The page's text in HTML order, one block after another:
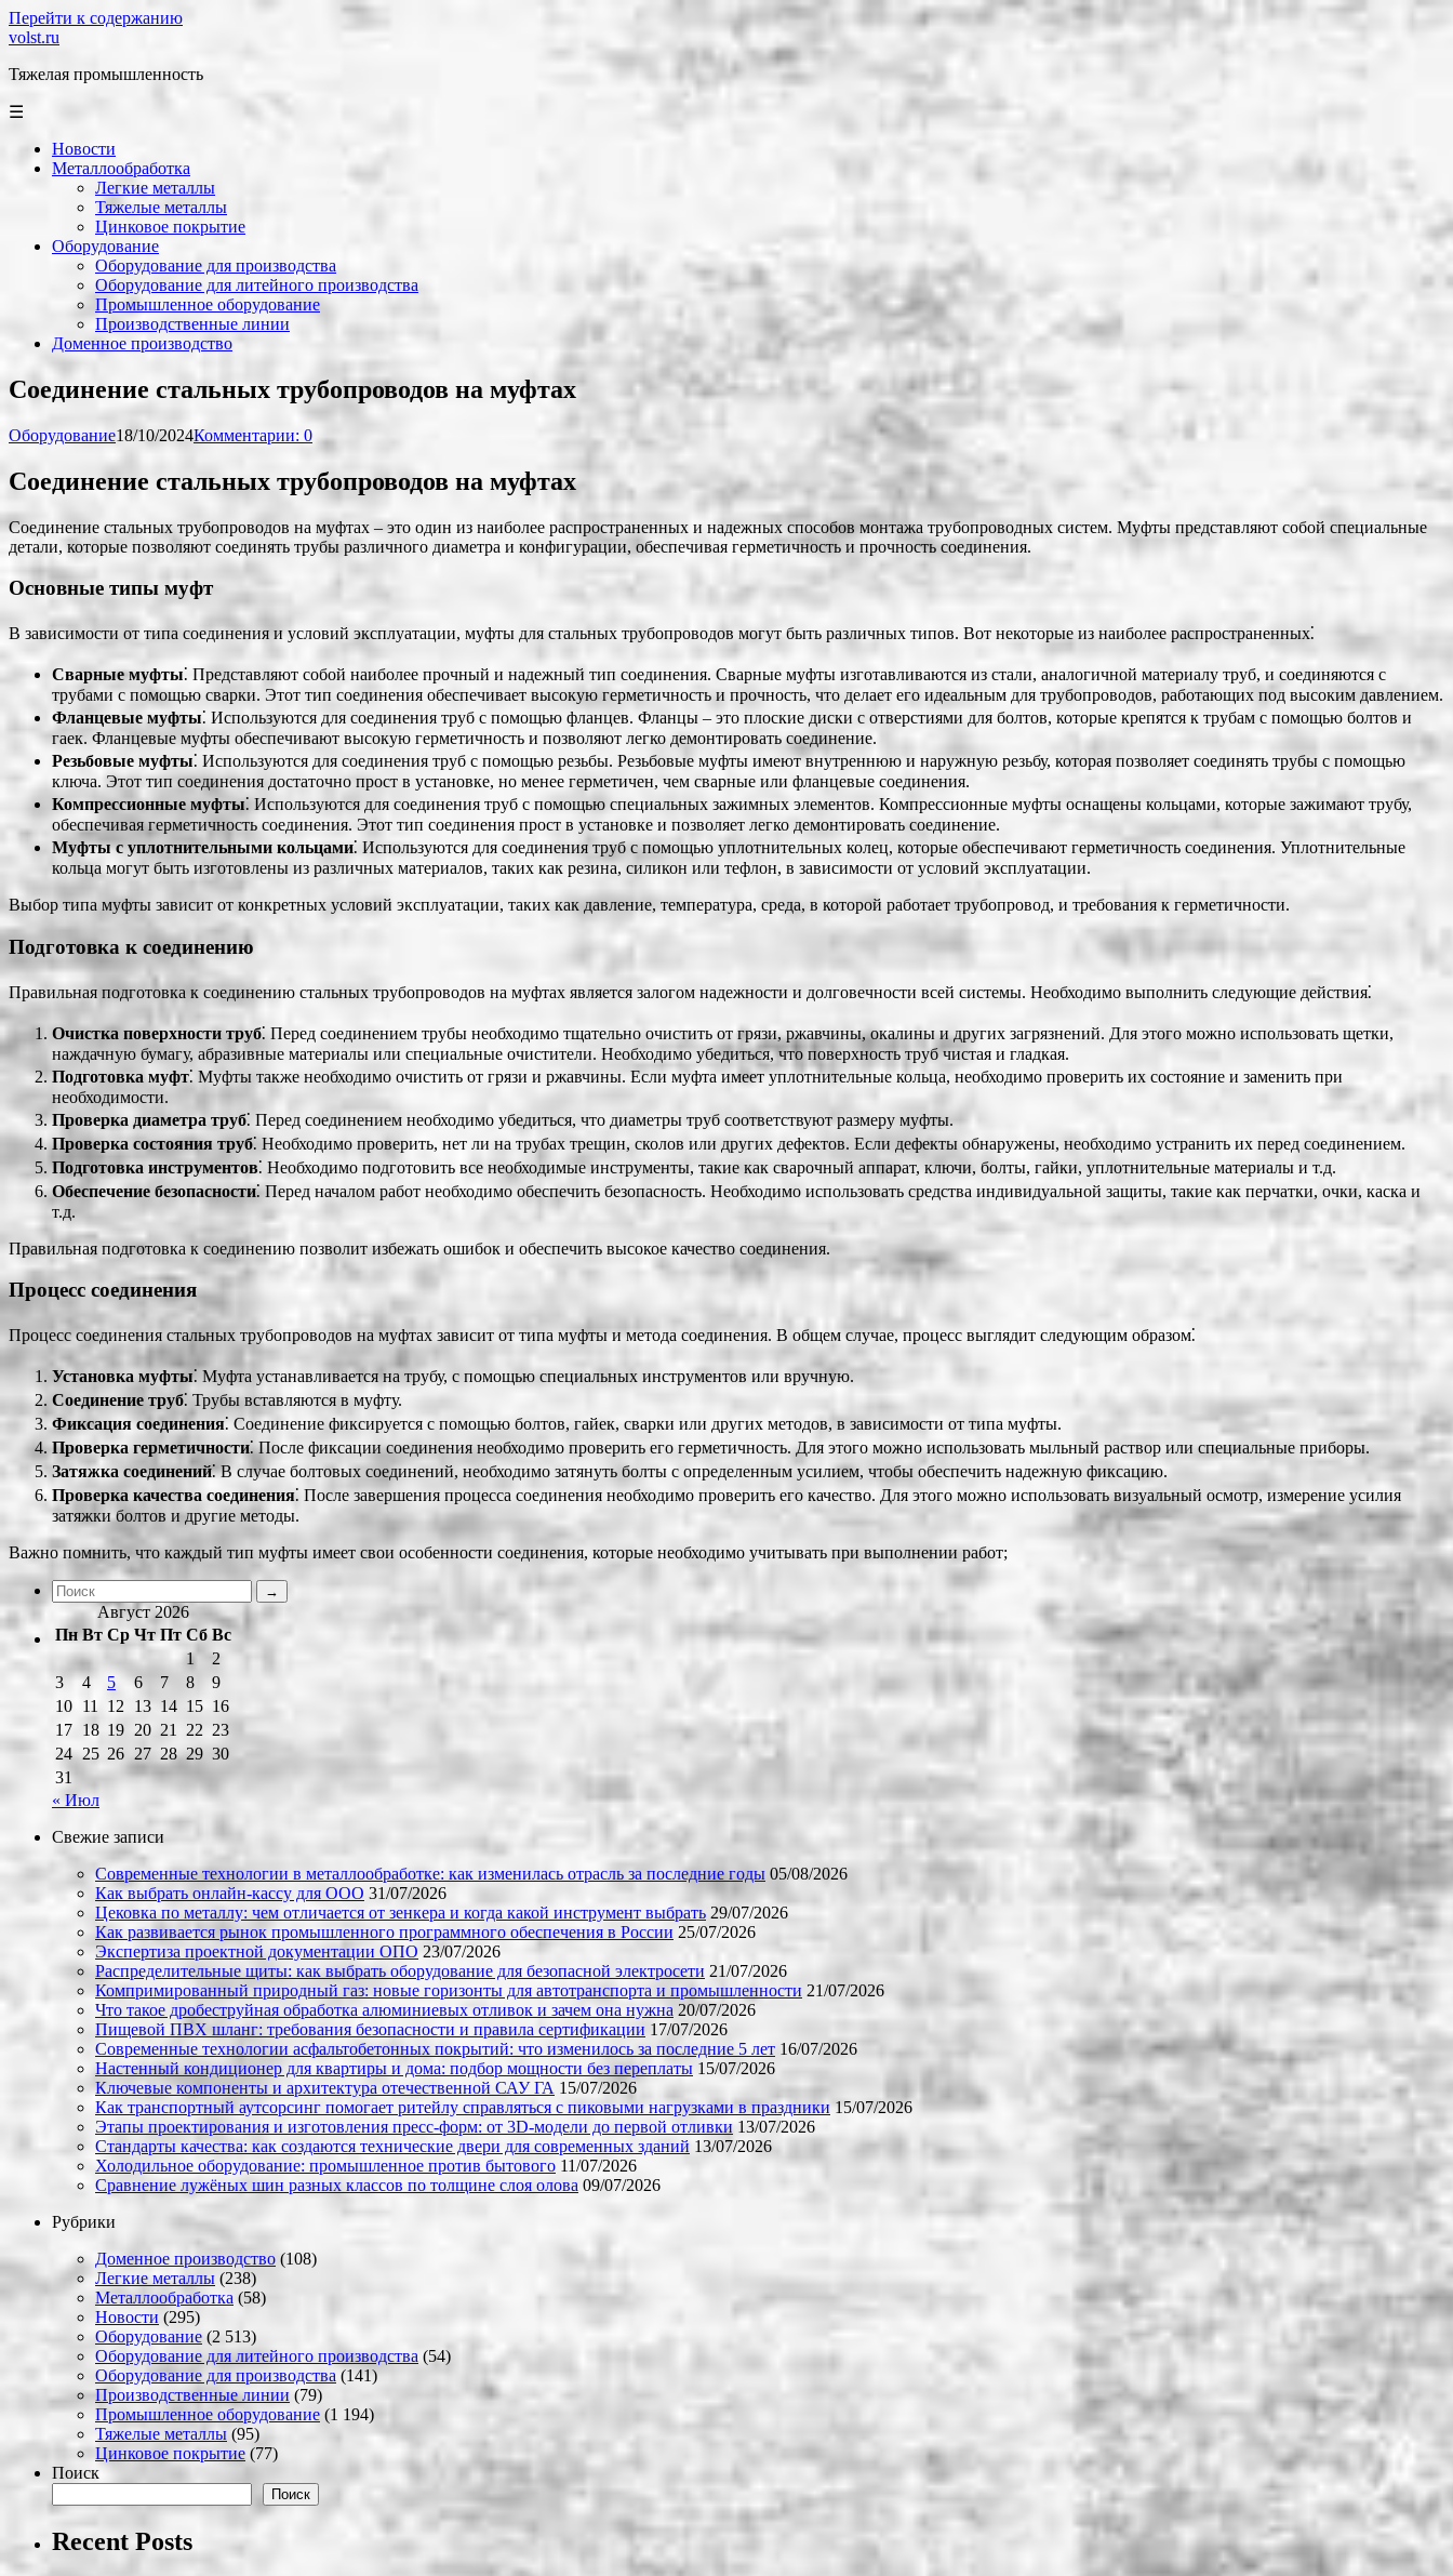
Перейти к содержанию
volst.ru
Тяжелая промышленность
☰
Новости
Металлообработка
Легкие металлы
Тяжелые металлы
Цинковое покрытие
Оборудование
Оборудование для производства
Оборудование для литейного производства
Промышленное оборудование
Производственные линии
Доменное производство
Соединение стальных трубопроводов на муфтах
Оборудование18/10/2024Комментарии: 0
Соединение стальных трубопроводов на муфтах
Соединение стальных трубопроводов на муфтах – это один из наиболее распространенных и надежных способов монтажа трубопроводных систем. Муфты представляют собой специальные
детали, которые позволяют соединять трубы различного диаметра и конфигурации, обеспечивая герметичность и прочность соединения.
Основные типы муфт
В зависимости от типа соединения и условий эксплуатации, муфты для стальных трубопроводов могут быть различных типов. Вот некоторые из наиболее распространенных⁚
Сварные муфты⁚ Представляют собой наиболее прочный и надежный тип соединения. Сварные муфты изготавливаются из стали, аналогичной материалу труб, и соединяются с
трубами с помощью сварки. Этот тип соединения обеспечивает высокую герметичность и прочность, что делает его идеальным для трубопроводов, работающих под высоким давлением.
Фланцевые муфты⁚ Используются для соединения труб с помощью фланцев. Фланцы – это плоские диски с отверстиями для болтов, которые крепятся к трубам с помощью болтов и
гаек. Фланцевые муфты обеспечивают высокую герметичность и позволяют легко демонтировать соединение.
Резьбовые муфты⁚ Используются для соединения труб с помощью резьбы. Резьбовые муфты имеют внутреннюю и наружную резьбу, которая позволяет соединять трубы с помощью
ключа. Этот тип соединения достаточно прост в установке, но менее герметичен, чем сварные или фланцевые соединения.
Компрессионные муфты⁚ Используются для соединения труб с помощью специальных зажимных элементов. Компрессионные муфты оснащены кольцами, которые зажимают трубу,
обеспечивая герметичность соединения. Этот тип соединения прост в установке и позволяет легко демонтировать соединение.
Муфты с уплотнительными кольцами⁚ Используются для соединения труб с помощью уплотнительных колец, которые обеспечивают герметичность соединения. Уплотнительные
кольца могут быть изготовлены из различных материалов, таких как резина, силикон или тефлон, в зависимости от условий эксплуатации.
Выбор типа муфты зависит от конкретных условий эксплуатации, таких как давление, температура, среда, в которой работает трубопровод, и требования к герметичности.
Подготовка к соединению
Правильная подготовка к соединению стальных трубопроводов на муфтах является залогом надежности и долговечности всей системы. Необходимо выполнить следующие действия⁚
Очистка поверхности труб⁚ Перед соединением трубы необходимо тщательно очистить от грязи, ржавчины, окалины и других загрязнений. Для этого можно использовать щетки,
наждачную бумагу, абразивные материалы или специальные очистители. Необходимо убедиться, что поверхность труб чистая и гладкая.
Подготовка муфт⁚ Муфты также необходимо очистить от грязи и ржавчины. Если муфта имеет уплотнительные кольца, необходимо проверить их состояние и заменить при
необходимости.
Проверка диаметра труб⁚ Перед соединением необходимо убедиться, что диаметры труб соответствуют размеру муфты.
Проверка состояния труб⁚ Необходимо проверить, нет ли на трубах трещин, сколов или других дефектов. Если дефекты обнаружены, необходимо устранить их перед соединением.
Подготовка инструментов⁚ Необходимо подготовить все необходимые инструменты, такие как сварочный аппарат, ключи, болты, гайки, уплотнительные материалы и т.д.
Обеспечение безопасности⁚ Перед началом работ необходимо обеспечить безопасность. Необходимо использовать средства индивидуальной защиты, такие как перчатки, очки, каска и
т.д.
Правильная подготовка к соединению позволит избежать ошибок и обеспечить высокое качество соединения.
Процесс соединения
Процесс соединения стальных трубопроводов на муфтах зависит от типа муфты и метода соединения. В общем случае, процесс выглядит следующим образом⁚
Установка муфты⁚ Муфта устанавливается на трубу, с помощью специальных инструментов или вручную.
Соединение труб⁚ Трубы вставляются в муфту.
Фиксация соединения⁚ Соединение фиксируется с помощью болтов, гайек, сварки или других методов, в зависимости от типа муфты.
Проверка герметичности⁚ После фиксации соединения необходимо проверить его герметичность. Для этого можно использовать мыльный раствор или специальные приборы.
Затяжка соединений⁚ В случае болтовых соединений, необходимо затянуть болты с определенным усилием, чтобы обеспечить надежную фиксацию.
Проверка качества соединения⁚ После завершения процесса соединения необходимо проверить его качество. Для этого можно использовать визуальный осмотр, измерение усилия
затяжки болтов и другие методы.
Важно помнить, что каждый тип муфты имеет свои особенности соединения, которые необходимо учитывать при выполнении работ;
Август 2026
Пн Вт Ср Чт Пт Сб Вс
1
2
3
4 5 6 7 8
9
10 11 12 13 14 15 16
17 18 19 20 21 22 23
24 25 26 27 28 29 30
31
« Июл
Свежие записи
Современные технологии в металлообработке: как изменилась отрасль за последние годы 05/08/2026
Как выбрать онлайн-кассу для ООО 31/07/2026
Цековка по металлу: чем отличается от зенкера и когда какой инструмент выбрать 29/07/2026
Как развивается рынок промышленного программного обеспечения в России 25/07/2026
Экспертиза проектной документации ОПО 23/07/2026
Распределительные щиты: как выбрать оборудование для безопасной электросети 21/07/2026
Компримированный природный газ: новые горизонты для автотранспорта и промышленности 21/07/2026
Что такое дробеструйная обработка алюминиевых отливок и зачем она нужна 20/07/2026
Пищевой ПВХ шланг: требования безопасности и правила сертификации 17/07/2026
Современные технологии асфальтобетонных покрытий: что изменилось за последние 5 лет 16/07/2026
Настенный кондиционер для квартиры и дома: подбор мощности без переплаты 15/07/2026
Ключевые компоненты и архитектура отечественной САУ ГА 15/07/2026
Как транспортный аутсорсинг помогает ритейлу справляться с пиковыми нагрузками в праздники 15/07/2026
Этапы проектирования и изготовления пресс-форм: от 3D-модели до первой отливки 13/07/2026
Стандарты качества: как создаются технические двери для современных зданий 13/07/2026
Холодильное оборудование: промышленное против бытового 11/07/2026
Сравнение лужёных шин разных классов по толщине слоя олова 09/07/2026
Рубрики
Доменное производство (108)
Легкие металлы (238)
Металлообработка (58)
Новости (295)
Оборудование (2 513)
Оборудование для литейного производства (54)
Оборудование для производства (141)
Производственные линии (79)
Промышленное оборудование (1 194)
Тяжелые металлы (95)
Цинковое покрытие (77)
Поиск
Поиск
Recent Posts